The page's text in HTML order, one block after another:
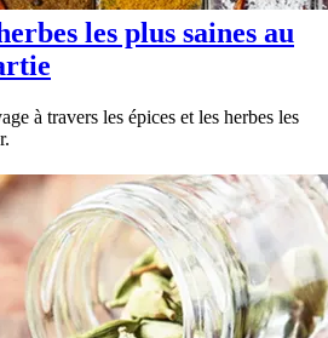
les plus saines au
à travers les épices et les herbes les